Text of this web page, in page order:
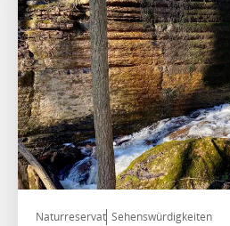
Naturreservat Sehenswürdigkeiten